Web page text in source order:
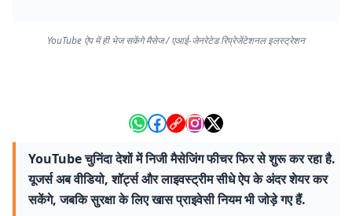
YouTube ऐप में ही भेज सकेंगे मैसेज / एआई-जेनरेटेड रिप्रेजेंटेशनल इलस्ट्रेशन
YouTube चुनिंदा देशों में निजी मैसेजिंग फीचर फिर से शुरू कर रहा है.
यूजर्स अब वीडियो, शॉर्ट्स और लाइवस्ट्रीम सीधे ऐप के अंदर शेयर कर
सकेंगे, जबकि सुरक्षा के लिए खास प्राइवेसी नियम भी जोड़े गए हैं.